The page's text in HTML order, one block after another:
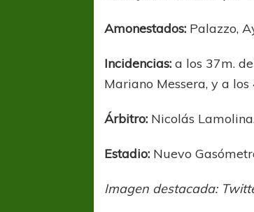
Amonestados: Palazzo,
Incidencias:a los 37m.
Mariano Messera, y a
Árbitro: Nicolás
Estadio: Nuevo
Imagen destacada:
FÚTBOL FEMENINO
REGIONAL AMATEUR
Ajustada caída de Verónica en Alejandro Verónica